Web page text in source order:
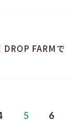
FARMで
5 6